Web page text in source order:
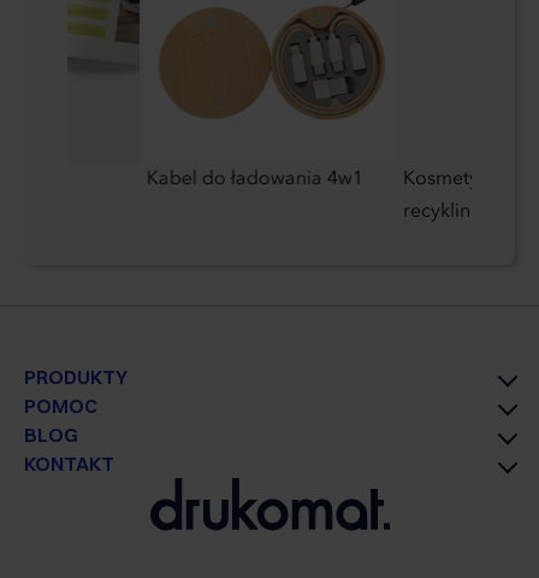
Kabel do ładowania 4w1
Kosmetyczka z
recyklingu
PRODUKTY
POMOC
BLOG
KONTAKT